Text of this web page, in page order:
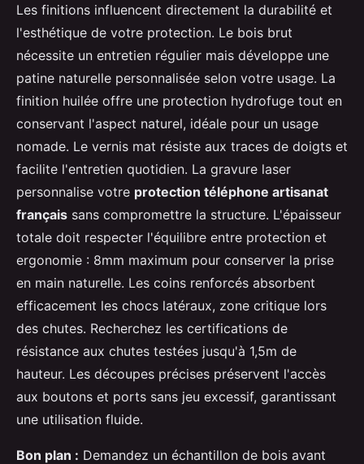
Les finitions influencent directement la durabilité et
l'esthétique de votre protection. Le bois brut
nécessite un entretien régulier mais développe une
patine naturelle personnalisée selon votre usage. La
finition huilée offre une protection hydrofuge tout en
conservant l'aspect naturel, idéale pour un usage
nomade. Le vernis mat résiste aux traces de doigts et
facilite l'entretien quotidien. La gravure laser
personnalise votre protection téléphone artisanat
français sans compromettre la structure. L'épaisseur
totale doit respecter l'équilibre entre protection et
ergonomie : 8mm maximum pour conserver la prise
en main naturelle. Les coins renforcés absorbent
efficacement les chocs latéraux, zone critique lors
des chutes. Recherchez les certifications de
résistance aux chutes testées jusqu'à 1,5m de
hauteur. Les découpes précises préservent l'accès
aux boutons et ports sans jeu excessif, garantissant
une utilisation fluide.
Bon plan : Demandez un échantillon de bois avant